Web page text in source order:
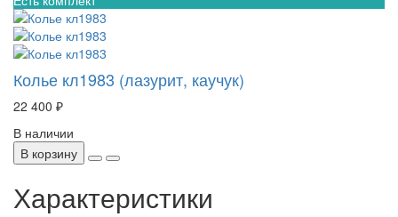
Колье кл1983 (лазурит, каучук)
22 400 ₽
В наличии
В корзину
Характеристики